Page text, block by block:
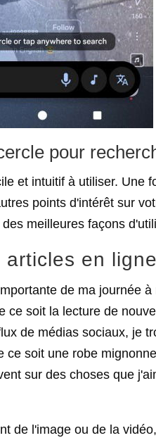
pour
et intuitif à utiliser. Une
points d'intérêt sur
meilleures façons
en ligne
de ma journée
ce soit la lecture de
de médias sociaux, je
ce soit une robe
sur des choses que
de l'image ou de la